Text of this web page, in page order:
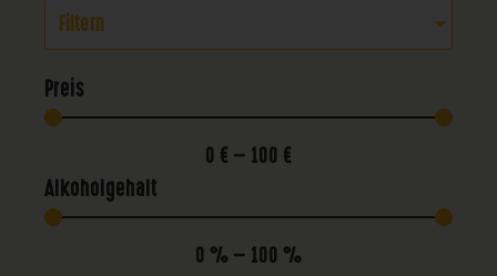
Filtern
Preis
0 € — 100 €
Alkoholgehalt
0 % — 100 %